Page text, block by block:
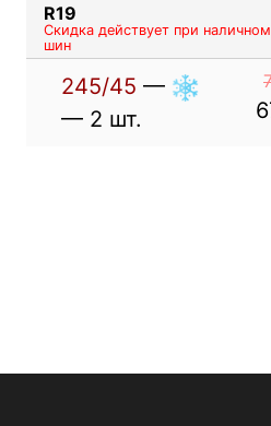
R19
Скидка действует при
шин
245/45 —
— 2 шт.